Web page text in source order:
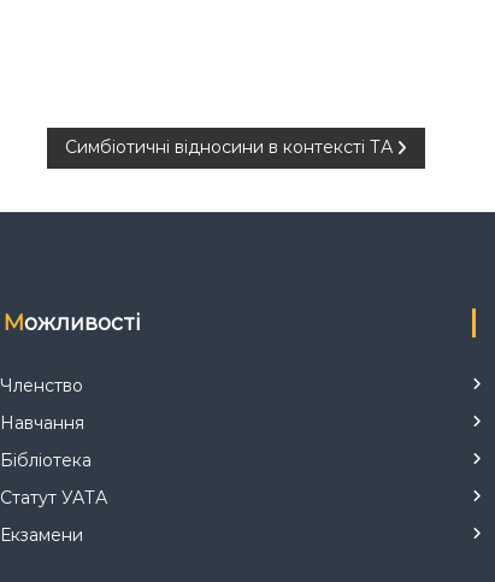
Симбіотичні відносини в контексті ТА
Можливості
Членство
Навчання
Бібліотека
Статут УАТА
Екзамени